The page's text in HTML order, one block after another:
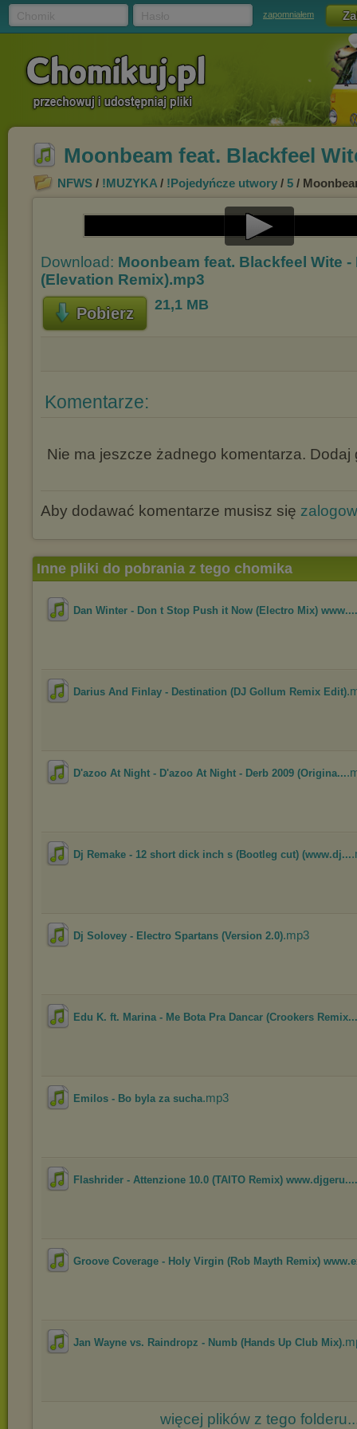
zapomniałem
Moonbeam feat. Blackfeel
NFWS / !MUZYKA / !Pojedyńcze utwory / 5 /
Play
Download: Moonbeam feat. Blackfeel Wite
(Elevation Remix).mp3
Pobierz 21,1 MB
Komentarze:
Nie ma jeszcze żadnego komentarza. Dodaj
Aby dodawać komentarze musisz się
Inne pliki do pobrania z tego chomika
Dan Winter - Don t Stop Push it Now (Electro Mix) www....
Darius And Finlay - Destination (DJ Gollum Remix Edit)
D'azoo At Night - D'azoo At Night - Derb 2009 (Origina...
Dj Remake - 12 short dick inch s (Bootleg cut) (www.dj...
Dj Solovey - Electro Spartans (Version 2.0).mp3
Edu K. ft. Marina - Me Bota Pra Dancar (Crookers Remix...
Emilos - Bo byla za sucha.mp3
Flashrider - Attenzione 10.0 (TAITO Remix) www.djgeru....
Groove Coverage - Holy Virgin (Rob Mayth Remix)
Jan Wayne vs. Raindropz - Numb (Hands Up Club Mix)
więcej plików z tego